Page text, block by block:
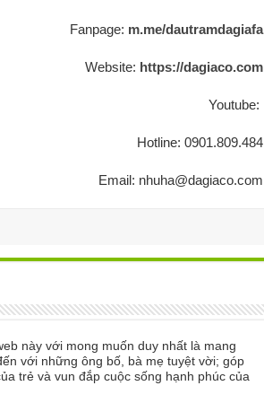
Fanpage: m.me/dautramdagiafa
Website: https://dagiaco.com
Youtube:
Hotline: 0901.809.484
Email: nhuha@dagiaco.com
này với mong muốn duy nhất là mang
với những ông bố, bà mẹ tuyệt vời; góp
trẻ và vun đắp cuộc sống hạnh phúc của